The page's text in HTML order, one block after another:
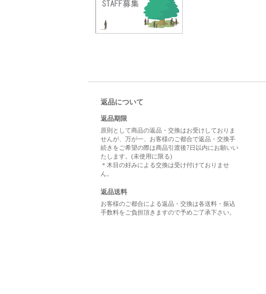
返品について
返品期限
原則として商品の返品・交換はお受けしておりま
せんが、万が一、お客様のご都合で返品・交換手
続きをご希望の際は商品引渡後7日以内にお願いい
たします。(未使用に限る)
＊木目の好みによる交換は受け付けておりませ
ん。
返品送料
お客様のご都合による返品・交換は各送料・振込
手数料をご負担頂きますので予めご了承下さい。